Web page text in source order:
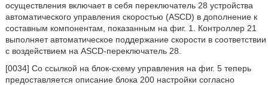
осуществления включает в себя переключатель 28 устройства
автоматического управления скоростью (ASCD) в дополнение к
составным компонентам, показанным на фиг. 1. Контроллер 21
выполняет автоматическое поддержание скорости в соответствии
с воздействием на ASCD-переключатель 28.
[0034] Со ссылкой на блок-схему управления на фиг. 5 теперь
предоставляется описание блока 200 настройки согласно